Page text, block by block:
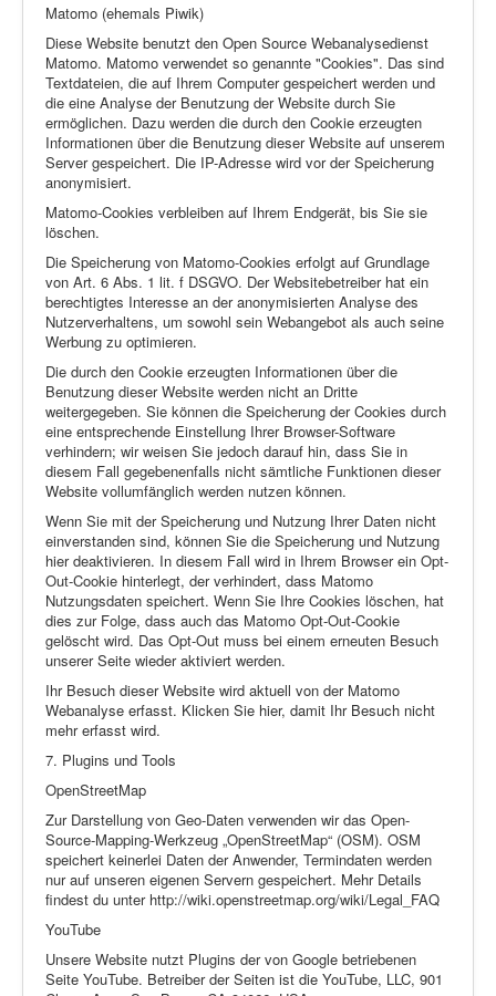
Matomo (ehemals Piwik)
Diese Website benutzt den Open Source Webanalysedienst
Matomo. Matomo verwendet so genannte "Cookies". Das sind
Textdateien, die auf Ihrem Computer gespeichert werden und
die eine Analyse der Benutzung der Website durch Sie
ermöglichen. Dazu werden die durch den Cookie erzeugten
Informationen über die Benutzung dieser Website auf unserem
Server gespeichert. Die IP-Adresse wird vor der Speicherung
anonymisiert.
Matomo-Cookies verbleiben auf Ihrem Endgerät, bis Sie sie
löschen.
Die Speicherung von Matomo-Cookies erfolgt auf Grundlage
von Art. 6 Abs. 1 lit. f DSGVO. Der Websitebetreiber hat ein
berechtigtes Interesse an der anonymisierten Analyse des
Nutzerverhaltens, um sowohl sein Webangebot als auch seine
Werbung zu optimieren.
Die durch den Cookie erzeugten Informationen über die
Benutzung dieser Website werden nicht an Dritte
weitergegeben. Sie können die Speicherung der Cookies durch
eine entsprechende Einstellung Ihrer Browser-Software
verhindern; wir weisen Sie jedoch darauf hin, dass Sie in
diesem Fall gegebenenfalls nicht sämtliche Funktionen dieser
Website vollumfänglich werden nutzen können.
Wenn Sie mit der Speicherung und Nutzung Ihrer Daten nicht
einverstanden sind, können Sie die Speicherung und Nutzung
hier deaktivieren. In diesem Fall wird in Ihrem Browser ein Opt-
Out-Cookie hinterlegt, der verhindert, dass Matomo
Nutzungsdaten speichert. Wenn Sie Ihre Cookies löschen, hat
dies zur Folge, dass auch das Matomo Opt-Out-Cookie
gelöscht wird. Das Opt-Out muss bei einem erneuten Besuch
unserer Seite wieder aktiviert werden.
Ihr Besuch dieser Website wird aktuell von der Matomo
Webanalyse erfasst. Klicken Sie hier, damit Ihr Besuch nicht
mehr erfasst wird.
7. Plugins und Tools
OpenStreetMap
Zur Darstellung von Geo-Daten verwenden wir das Open-
Source-Mapping-Werkzeug „OpenStreetMap“ (OSM). OSM
speichert keinerlei Daten der Anwender, Termindaten werden
nur auf unseren eigenen Servern gespeichert. Mehr Details
findest du unter http://wiki.openstreetmap.org/wiki/Legal_FAQ
YouTube
Unsere Website nutzt Plugins der von Google betriebenen
Seite YouTube. Betreiber der Seiten ist die YouTube, LLC, 901